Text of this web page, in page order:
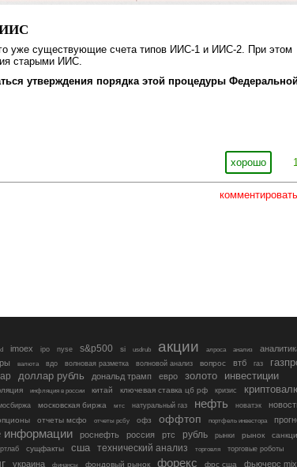
ИИС
уже существующие счета типов ИИС-1 и ИИС-2. При этом
старыми ИИС.
утверждения порядка этой процедуры
хорошо
комментировать
imoex ipo nyse s&p500 si usdrub акции алроса анализ
валюта вдо волновая разметка волновой анализ вопрос втб газ
доллар рубль дональд трамп евро золото инвестиции
инфляция в россии китай ключевая ставка цб рф кризис
московская биржа мтс натуральный газ нефть новатэк
отчеты мсфо отчеты рсбу офз оффтоп портфель инвестора
информации роснефть россия ртс рубль рынки рынок
сущфакты сша технический анализ торговля торговые роботы
украина финансы фондовый рынок форекс фрс сша фьючерс mix